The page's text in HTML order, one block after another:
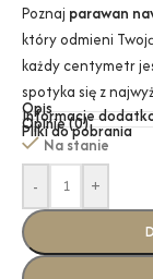
Poznaj parawan
który odmieni
każdy centymetr
spotyka się z
Opis
Informacje
Opinie (0)
Pliki do pobrania
Na stanie
-
+